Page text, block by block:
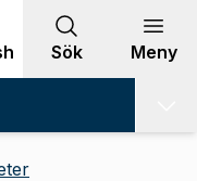
Sök Meny